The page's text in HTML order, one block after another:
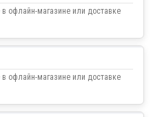
в офлайн-магазине или доставке
в офлайн-магазине или доставке